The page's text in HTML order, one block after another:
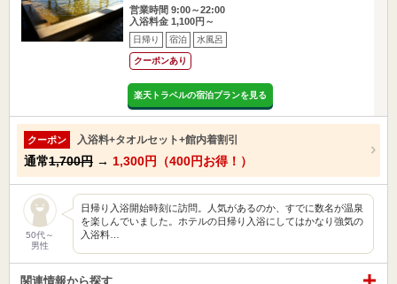
営業時間 9:00～22:00
入浴料金 1,100円～
日帰り 宿泊 水風呂
クーポンあり
楽天トラベルの宿泊プランを見る
クーポン 入浴料+タオルセット+館内着割引
通常1,700円 → 1,300円（400円お得！）
50代～
男性
日帰り入浴開始時刻に訪問。人気があるのか、すでに数名が温泉
を楽しんでいました。ホテルの日帰り入浴にしてはかなり強気の
入浴料…
関連情報から探す